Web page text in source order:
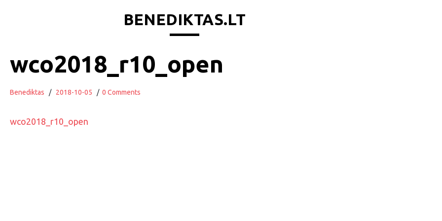
BENEDIKTAS.LT
wco2018_r10_open
Benediktas / 2018-10-05 / 0 Comments
wco2018_r10_open